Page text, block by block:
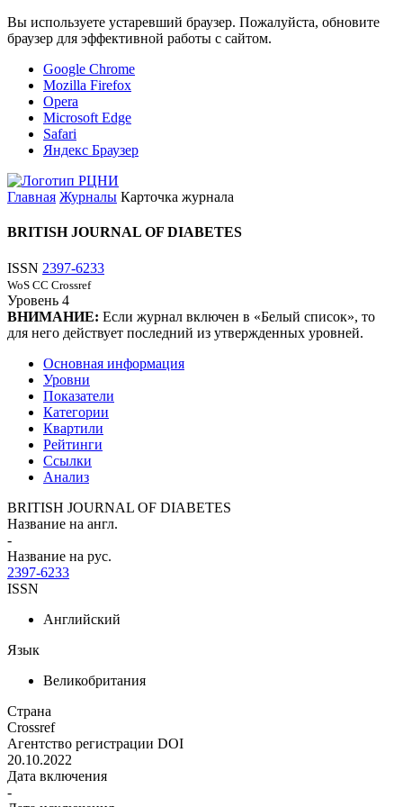
Вы используете устаревший браузер. Пожалуйста, обновите
браузер для эффективной работы с сайтом.
Google Chrome
Mozilla Firefox
Opera
Microsoft Edge
Safari
Яндекс Браузер
Главная Журналы Карточка журнала
BRITISH JOURNAL OF DIABETES
ISSN 2397-6233
WoS CC Crossref
Уровень 4
ВНИМАНИЕ: Если журнал включен в «Белый список», то
для него действует последний из утвержденных уровней.
Основная информация
Уровни
Показатели
Категории
Квартили
Рейтинги
Ссылки
Анализ
BRITISH JOURNAL OF DIABETES
Название на англ.
-
Название на рус.
2397-6233
ISSN
Английский
Язык
Великобритания
Страна
Crossref
Агентство регистрации DOI
20.10.2022
Дата включения
-